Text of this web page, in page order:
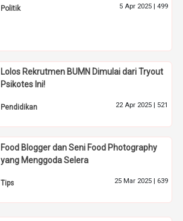
Politik 5 Apr 2025 | 499
Lolos Rekrutmen BUMN Dimulai dari Tryout
Psikotes Ini!
Pendidikan 22 Apr 2025 | 521
Food Blogger dan Seni Food Photography
yang Menggoda Selera
Tips 25 Mar 2025 | 639